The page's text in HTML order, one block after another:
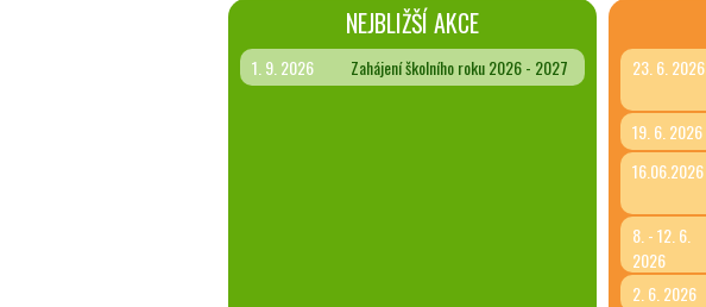
NEJBLIŽŠÍ AKCE
1. 9. 2026 Zahájení školního roku 2026 - 2027 23. 6. 2026
19. 6. 2026
16.06.2026
8. - 12. 6.
2026
2. 6. 2026